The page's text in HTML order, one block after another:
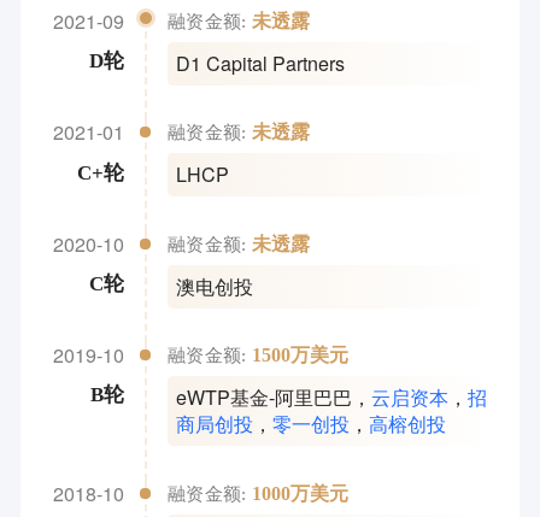
2021-09
D轮
融资金额: 未透露
D1 Capital Partners
2021-01
C+轮
融资金额: 未透露
LHCP
2020-10
C轮
融资金额: 未透露
澳电创投
2019-10
B轮
融资金额: 1500万美元
eWTP基金-阿里巴巴 ，云启资本 ，招
商局创投 ，零一创投 ，高榕创投
2018-10 融资金额: 1000万美元